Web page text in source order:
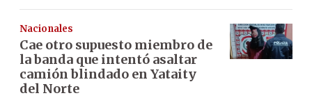
Nacionales
Cae otro supuesto miembro de
la banda que intentó asaltar
camión blindado en Yataity
del Norte